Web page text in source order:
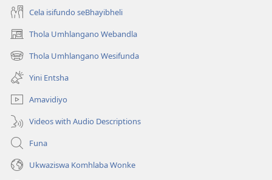
Cela isifundo seBhayibheli
Thola Umhlangano Webandla
(kuvuleka
ikhasi
elisha)
Thola Umhlangano Wesifunda
(kuvuleka
ikhasi
elisha)
Yini Entsha
Amavidiyo
Videos with Audio Descriptions
Funa
Ukwaziswa Komhlaba Wonke